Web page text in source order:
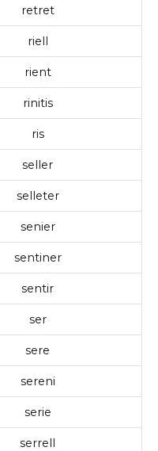
retret
riell
rient
rinitis
ris
seller
selleter
senier
sentiner
sentir
ser
sere
sereni
serie
serrell